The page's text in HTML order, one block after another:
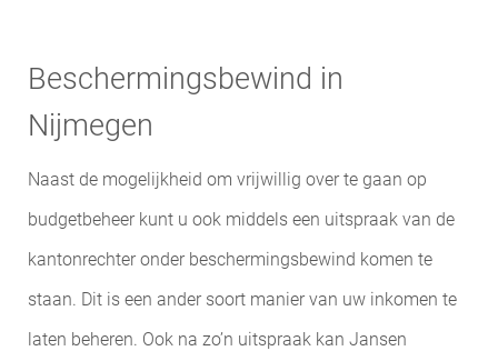
Beschermingsbewind in
Nijmegen
Naast de mogelijkheid om vrijwillig over te gaan op
budgetbeheer kunt u ook middels een uitspraak van de
kantonrechter onder beschermingsbewind komen te
staan. Dit is een ander soort manier van uw inkomen te
laten beheren. Ook na zo’n uitspraak kan Jansen